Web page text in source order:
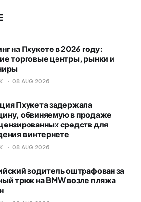
на Пхукете в 2026 году:
торговые центры, рынки и
08 AUG 2026
Пхукета задержала
обвиняемую в продаже
средств для
в интернете
08 AUG 2026
водитель оштрафован за
трюк на BMW возле пляжа